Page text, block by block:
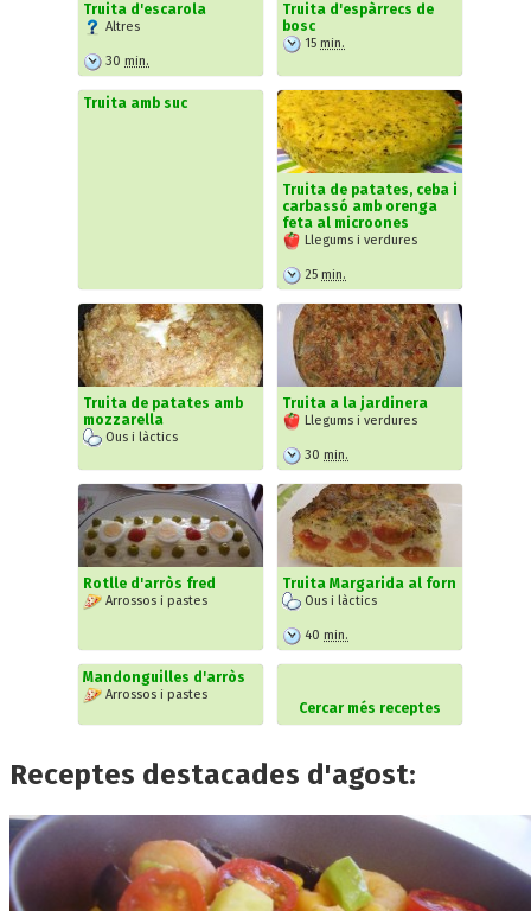
Truita d'escarola
Altres
30 min.
Truita d'espàrrecs de
bosc
15 min.
Truita amb suc
Truita de patates, ceba i
carbassó amb orenga
feta al microones
Llegums i verdures
25 min.
Truita de patates amb
mozzarella
Ous i làctics
Truita a la jardinera
Llegums i verdures
30 min.
Rotlle d'arròs fred
Arrossos i pastes
Truita Margarida al forn
Ous i làctics
40 min.
Mandonguilles d'arròs
Arrossos i pastes
Cercar més receptes
Receptes destacades d'agost: